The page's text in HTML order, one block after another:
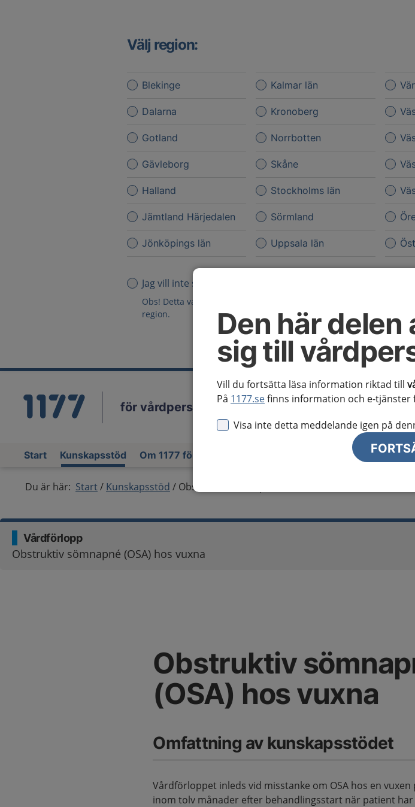
Den här delen
sig till
Vill du fortsätta läsa information riktad till
På 1177.sefinns information och e-tjänster
Visa inte detta meddelande igen på
Välj region:
Blekinge
Dalarna
Gotland
Gävleborg
Halland
Jämtland Härjedalen
Jönköpings län
Kalmar län
Kronoberg
Norrbotten
Skåne
Stockholms län
Sörmland
Uppsala län
Jag vill inte se någon regional information
Obs! Detta val innebär att du inte ser regionalt innehåll och viktig
region.
för vårdpersonal Välj region
Start Kunskapsstöd Om 1177 för vårdpersonal
Du är här: Start Kunskapsstöd Obstruktiv sömnapné (OSA) hos vuxna
Vårdförlopp
Obstruktiv sömnapné (OSA) hos vuxna
Obstruktiv
(OSA) hos vuxna
Omfattning av kunskapsstödet
Vårdförloppet inleds vid misstanke om OSA hos en
inom tolv månader efter behandlingsstart när patient